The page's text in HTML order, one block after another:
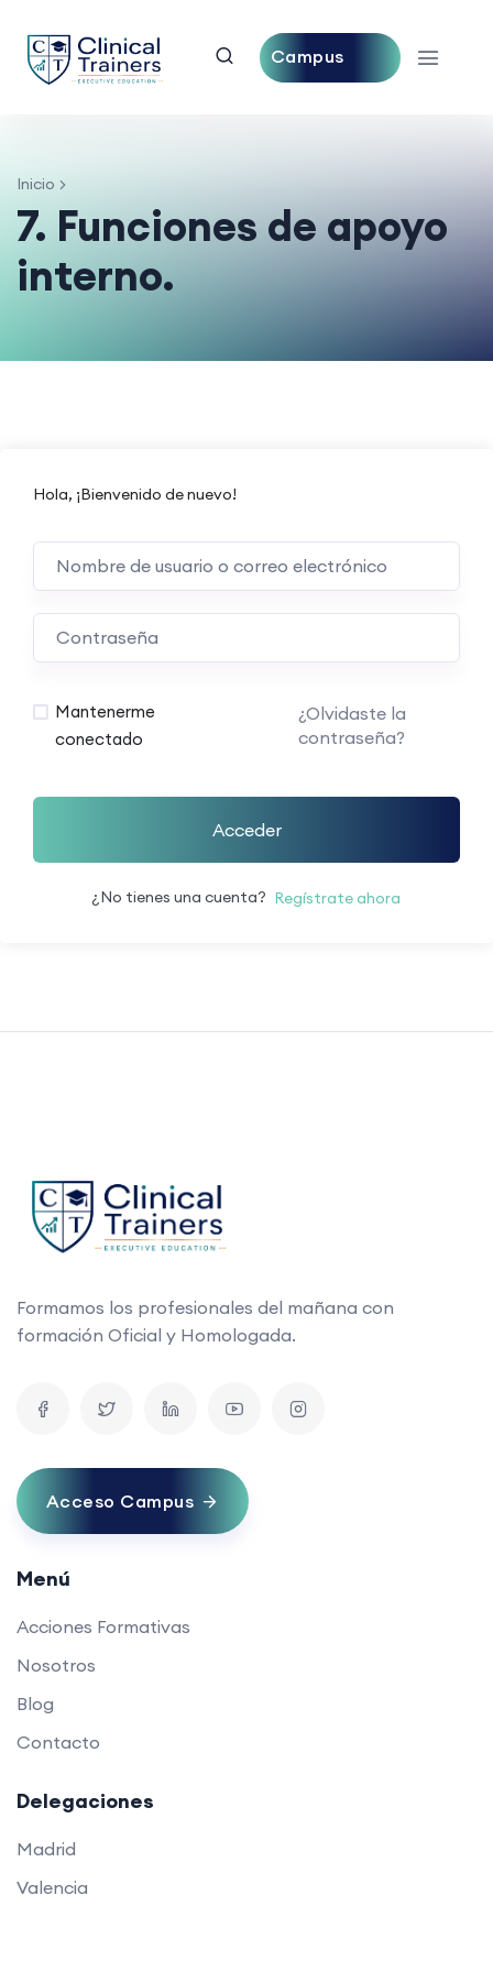
Campus
Inicio
7. Funciones de apoyo
interno.
Hola, ¡Bienvenido de nuevo!
Mantenerme
conectado
¿Olvidaste la
contraseña?
Acceder
¿No tienes una cuenta? Regístrate ahora
Formamos los profesionales del mañana con
formación Oficial y Homologada.
Acceso Campus
Menú
Acciones Formativas
Nosotros
Blog
Contacto
Delegaciones
Madrid
Valencia